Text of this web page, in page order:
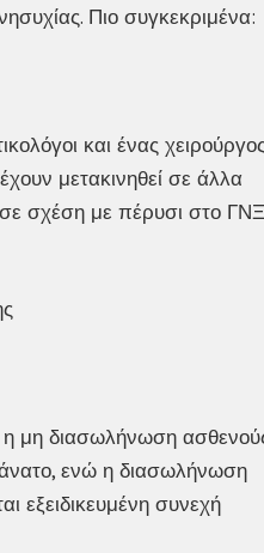
Πιο συγκεκριμένα:
και ένας
μετακινηθεί σε άλλα
σε σχέση με πέρυσι στο ΓΝΞ
η μη διασωλήνωση
ενώ η διασωλήνωση
εξειδικευμένη συνεχή